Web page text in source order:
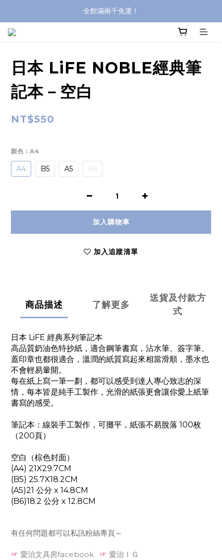
全館滿兩千免運！
全館滿兩千免運！
日本 LiFE NOBLE經典筆
記本－空白
NT$550
顏色 : A4
A4 B5 A5 B6
加入購物車
加入追蹤清單
商品描述 了解更多
送貨及付款方
式
日本 LiFE 經典系列筆記本
高品質奶油色特抄紙，適合鋼筆書寫，沾水筆、簽字筆、
蓋印章也都很適合，溫潤的紙質寫起來相當滑順，墨水也
不會輕易暈開。
每在紙上寫一筆一劃，都可以感受到達人專心致志的深
情，每本皆是純手工製作，光滑的紙張更會讓你愛上紙筆
書寫的感受。
筆記本：線裝手工製作，可攤平， 紙張不易脫落 100枚
（200頁）
空白（棕色封面）
(A4) 21X29.7CM
(B5) 25.7X18.2CM
(A5)21 公分 x 14.8CM
(B6)18.2 公分 x 12.8CM
有任何問題都可以私訊粉絲專頁～
☞ 愛治文具房facebook ☞ 愛治ＩＧ